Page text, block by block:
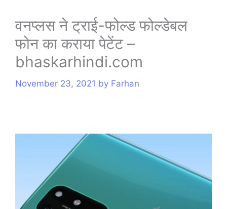
वनप्लस ने ट्राई-फोल्ड फोल्डेबल
फोन का कराया पेटेंट –
bhaskarhindi.com
November 23, 2021 by Farhan